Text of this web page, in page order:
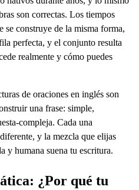
son correctas. Los tiempos
se construye de la misma forma,
perfecta, y el conjunto resulta
realmente y cómo puedes
de oraciones en inglés son
una frase: simple,
compleja. Cada una
y la mezcla que elijas
y humana suena tu escritura.
¿Por qué tu